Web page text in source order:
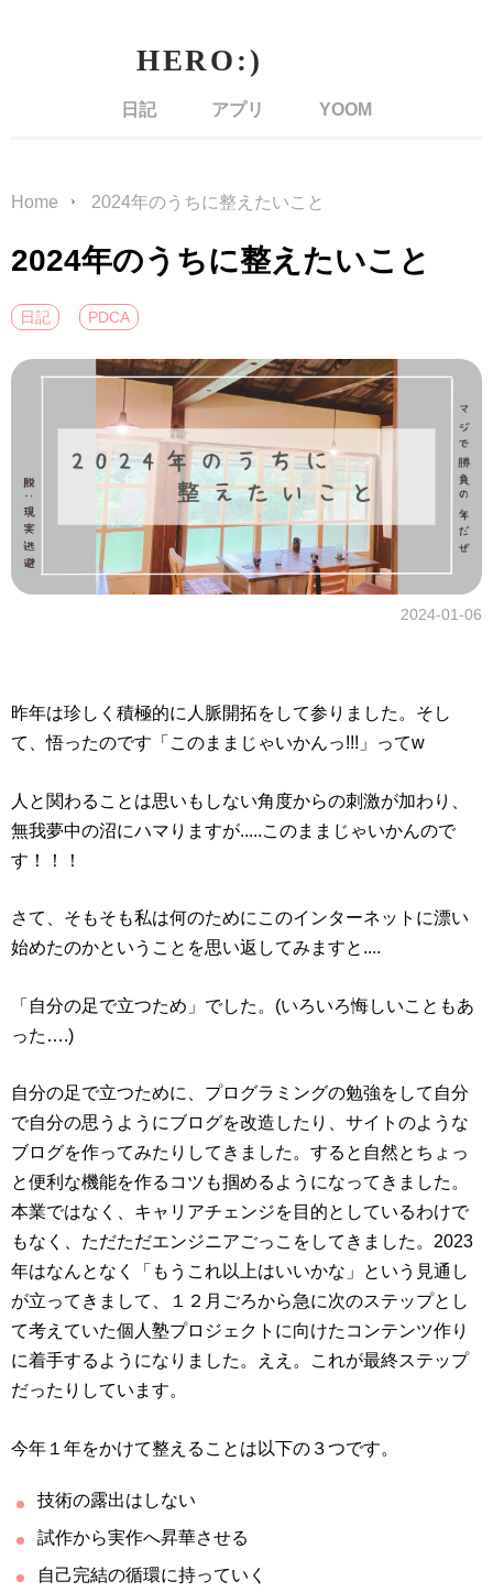
日記 アプリ YOOM
Home 2024年のうちに整えたいこと
2024年のうちに整えたいこと
日記 PDCA
2024-01-06
昨年は珍しく積極的に人脈開拓をして参りました。そし
て、悟ったのです「このままじゃいかんっ!!!」ってw
人と関わることは思いもしない角度からの刺激が加わり、
無我夢中の沼にハマりますが.....このままじゃいかんので
す！！！
さて、そもそも私は何のためにこのインターネットに漂い
始めたのかということを思い返してみますと....
「自分の足で立つため」でした。(いろいろ悔しいこともあ
った….)
自分の足で立つために、プログラミングの勉強をして自分
で自分の思うようにブログを改造したり、サイトのような
ブログを作ってみたりしてきました。すると自然とちょっ
と便利な機能を作るコツも掴めるようになってきました。
本業ではなく、キャリアチェンジを目的としているわけで
もなく、ただただエンジニアごっこをしてきました。2023
年はなんとなく「もうこれ以上はいいかな」という見通し
が立ってきまして、１２月ごろから急に次のステップとし
て考えていた個人塾プロジェクトに向けたコンテンツ作り
に着手するようになりました。ええ。これが最終ステップ
だったりしています。
今年１年をかけて整えることは以下の３つです。
技術の露出はしない
試作から実作へ昇華させる
自己完結の循環に持っていく